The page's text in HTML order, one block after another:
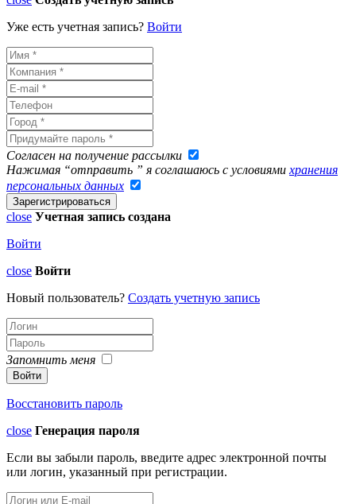
Уже есть учетная запись? Войти
Согласен на получение рассылки
Нажимая “отправить ” я соглашаюсь с условиями хранения
персональных данных
close Учетная запись создана
Войти
close Войти
Новый пользователь? Создать учетную запись
Запомнить меня
Восстановить пароль
close Генерация пароля
Если вы забыли пароль, введите адрес электронной почты
или логин, указанный при регистрации.